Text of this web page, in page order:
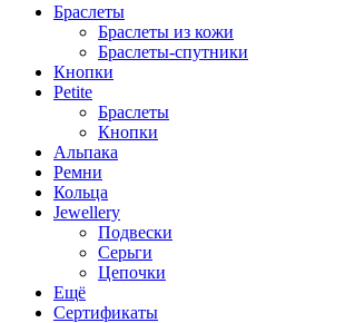
Браслеты
Браслеты из кожи
Браслеты-спутники
Кнопки
Petite
Браслеты
Кнопки
Альпака
Ремни
Кольца
Jewellery
Подвески
Серьги
Цепочки
Ещё
Сертификаты